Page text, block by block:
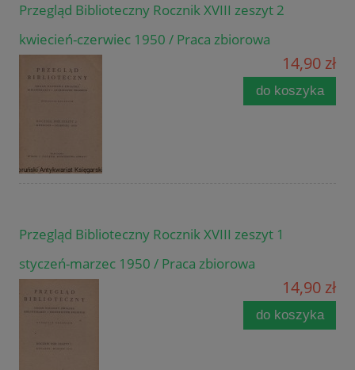
Przegląd Biblioteczny Rocznik XVIII zeszyt 2
kwiecień-czerwiec 1950 / Praca zbiorowa
14,90 zł
do koszyka
Przegląd Biblioteczny Rocznik XVIII zeszyt 1
styczeń-marzec 1950 / Praca zbiorowa
14,90 zł
do koszyka